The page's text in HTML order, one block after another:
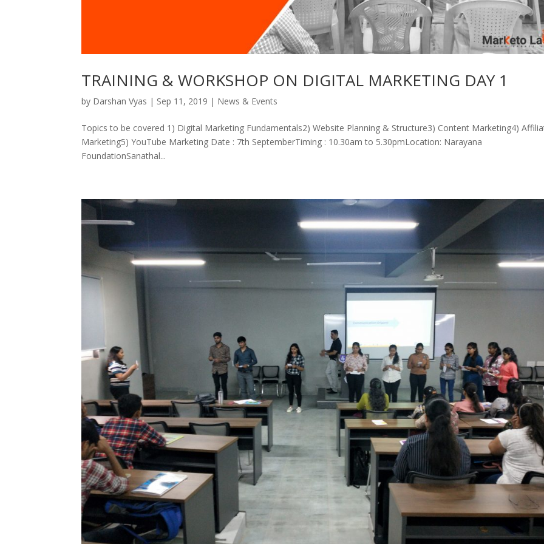
TRAINING & WORKSHOP ON DIGITAL MARKETING DAY 1
by Darshan Vyas | Sep 11, 2019 | News & Events
Topics to be covered 1) Digital Marketing Fundamentals2) Website Planning & Structure3) Content Marketing4)
Marketing5) YouTube Marketing Date : 7th SeptemberTiming : 10.30am to 5.30pmLocation: Narayana
FoundationSanathal...